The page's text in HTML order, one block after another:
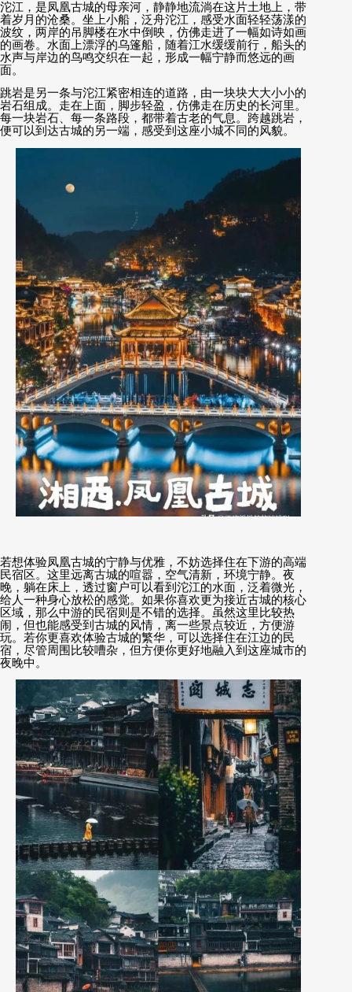
沱江，是凤凰古城的母亲河，静静地流淌在这片土地上，带
着岁月的沧桑。坐上小船，泛舟沱江，感受水面轻轻荡漾的
波纹，两岸的吊脚楼在水中倒映，仿佛走进了一幅如诗如画
的画卷。水面上漂浮的乌篷船，随着江水缓缓前行，船头的
水声与岸边的鸟鸣交织在一起，形成一幅宁静而悠远的画
面。
跳岩是另一条与沱江紧密相连的道路，由一块块大大小小的
岩石组成。走在上面，脚步轻盈，仿佛走在历史的长河里。
每一块岩石、每一条路段，都带着古老的气息。跨越跳岩，
便可以到达古城的另一端，感受到这座小城不同的风貌。
若想体验凤凰古城的宁静与优雅，不妨选择住在下游的高端
民宿区。这里远离古城的喧嚣，空气清新，环境宁静。夜
晚，躺在床上，透过窗户可以看到沱江的水面，泛着微光，
给人一种身心放松的感觉。如果你喜欢更为接近古城的核心
区域，那么中游的民宿则是不错的选择。虽然这里比较热
闹，但也能感受到古城的风情，离一些景点较近，方便游
玩。若你更喜欢体验古城的繁华，可以选择住在江边的民
宿，尽管周围比较嘈杂，但方便你更好地融入到这座城市的
夜晚中。